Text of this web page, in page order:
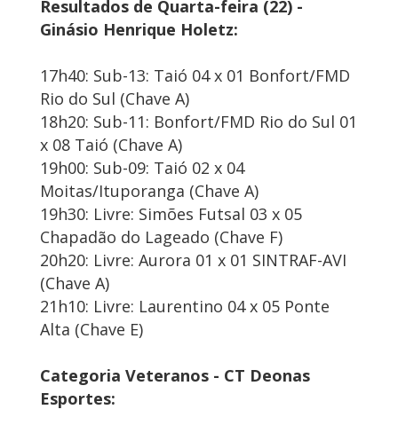
Resultados de Quarta-feira (22) -
Ginásio Henrique Holetz:
17h40: Sub-13: Taió 04 x 01 Bonfort/FMD
Rio do Sul (Chave A)
18h20: Sub-11: Bonfort/FMD Rio do Sul 01
x 08 Taió (Chave A)
19h00: Sub-09: Taió 02 x 04
Moitas/Ituporanga (Chave A)
19h30: Livre: Simões Futsal 03 x 05
Chapadão do Lageado (Chave F)
20h20: Livre: Aurora 01 x 01 SINTRAF-AVI
(Chave A)
21h10: Livre: Laurentino 04 x 05 Ponte
Alta (Chave E)
Categoria Veteranos - CT Deonas
Esportes: